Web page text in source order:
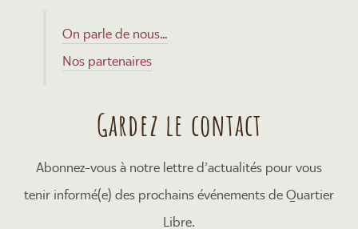
On parle de nous…
Nos partenaires
Gardez le contact
Abonnez-vous à notre lettre d’actualités pour vous
tenir informé(e) des prochains événements de Quartier
Libre.